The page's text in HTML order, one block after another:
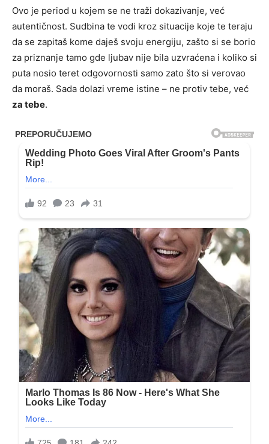
Ovo je period u kojem se ne traži dokazivanje, već
autentičnost. Sudbina te vodi kroz situacije koje te teraju
da se zapitaš kome daješ svoju energiju, zašto si se borio
za priznanje tamo gde ljubav nije bila uzvraćena i koliko si
puta nosio teret odgovornosti samo zato što si verovao
da moraš. Sada dolazi vreme istine – ne protiv tebe, već
za tebe.